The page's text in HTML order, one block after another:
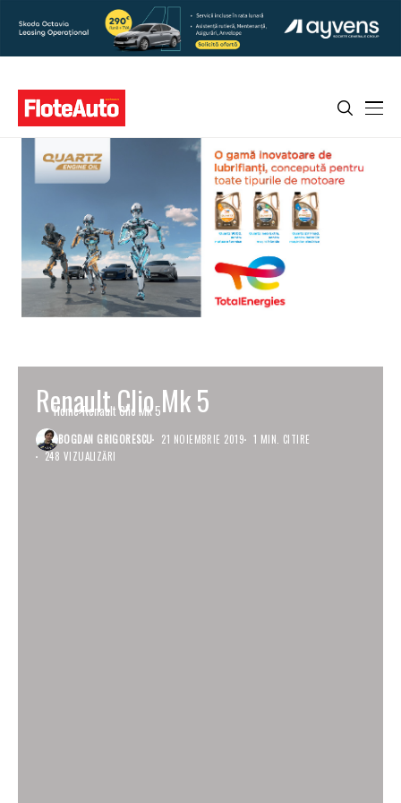
Home Renault Clio Mk 5
Renault Clio Mk 5
BOGDAN GRIGORESCU 21 NOIEMBRIE 2019
1 MIN. CITIRE
248 VIZUALIZĂRI